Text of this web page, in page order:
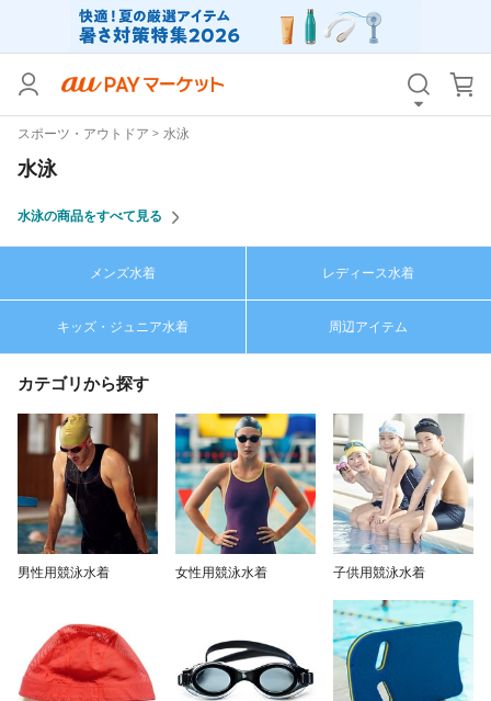
スポーツ・アウトドア 水泳
水泳
水泳の商品をすべて見る
メンズ水着 レディース水着
キッズ・ジュニア水着 周辺アイテム
カテゴリから探す
男性用競泳水着 女性用競泳水着 子供用競泳水着
カテゴリ すべて
価格
Pontaパス特典対象すべて ポイントUPセレクトのみ
サンキュー配送対象
キーワード
除外ワード